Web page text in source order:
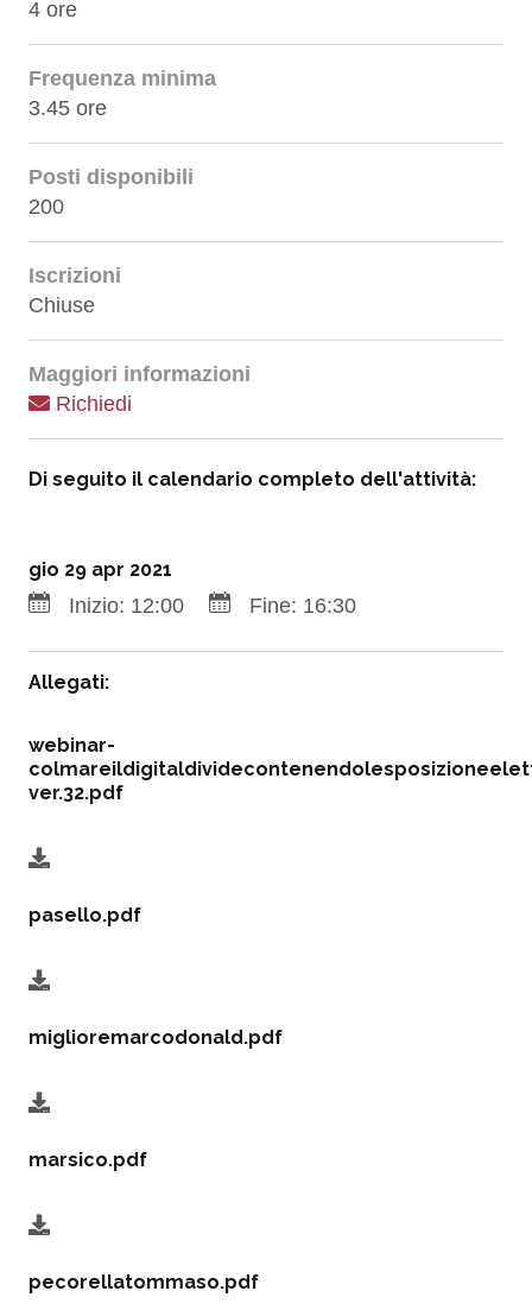
4 ore
Frequenza minima
3.45 ore
Posti disponibili
200
Iscrizioni
Chiuse
Maggiori informazioni
Richiedi
Di seguito il calendario completo dell'attività:
gio 29 apr 2021
Inizio: 12:00 Fine: 16:30
Allegati:
webinar-
ver.32.pdf
pasello.pdf
miglioremarcodonald.pdf
marsico.pdf
pecorellatommaso.pdf